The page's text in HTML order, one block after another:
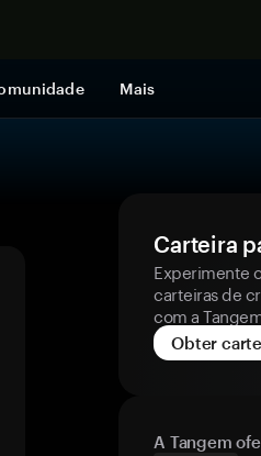
Mais
Carteira
Experimente
carteiras de
com a
Obter
A Tangem